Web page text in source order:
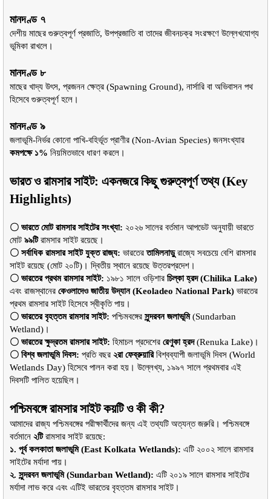
মানদণ্ড ৭
দেশীয় মাছের গুরুত্বপূর্ণ প্রজাতি, উপপ্রজাতি বা তাদের জীবনচক্র সংরক্ষণে উল্লেখযোগ্য
ভূমিকা রাখলে।
মানদণ্ড ৮
মাছের খাদ্য উৎস, প্রজনন ক্ষেত্র (Spawning Ground), নার্সারি বা অভিবাসন পথ
হিসেবে গুরুত্বপূর্ণ হলে।
মানদণ্ড ৯
কমপক্ষে ১% নিয়মিতভাবে ধারণ করলে।
ভারত ও রামসার সাইট: একনজরে কিছু গুরুত্বপূর্ণ তথ্য (Key
Highlights)
〇 ভারতে মোট রামসার সাইটের সংখ্যা: ২০২৬ সালের বর্তমান আপডেট অনুযায়ী ভারতে
মোট ৯৯টি রামসার সাইট রয়েছে।
〇 সর্বাধিক রামসার সাইট যুক্ত রাজ্য: ভারতের তামিলনাড়ু রাজ্যে সবচেয়ে বেশি রামসার
সাইট রয়েছে (মোট ২০টি)। দ্বিতীয় স্থানে রয়েছে উত্তরপ্রদেশ।
〇 ভারতের প্রথম রামসার সাইট: ১৯৮১ সালে ওড়িশার চিল্কা হ্রদ (Chilika Lake)
এবং রাজস্থানের কেওলাদেও জাতীয় উদ্যান (Keoladeo National Park) ভারতের
প্রথম রামসার সাইট হিসেবে স্বীকৃতি পায়।
〇 ভারতের বৃহত্তম রামসার সাইট: পশ্চিমবঙ্গের সুন্দরবন জলাভূমি (Sundarban
Wetland)।
〇 ভারতের ক্ষুদ্রতম রামসার সাইট: হিমাচল প্রদেশের রেণুকা হ্রদ (Renuka Lake)।
〇 বিশ্ব জলাভূমি দিবস: প্রতি বছর ২রা ফেব্রুয়ারি বিশ্বব্যাপী জলাভূমি দিবস (World
Wetlands Day) হিসেবে পালন করা হয়। উল্লেখ্য, ১৯৯৭ সালে প্রথমবার এই
দিবসটি পালিত হয়েছিল।
পশ্চিমবঙ্গে রামসার সাইট কয়টি ও কী কী?
আমাদের রাজ্য পশ্চিমবঙ্গের পরীক্ষার্থীদের জন্য এই তথ্যটি অত্যন্ত জরুরি। পশ্চিমবঙ্গে
বর্তমানে ২টি রামসার সাইট রয়েছে:
১. পূর্ব কলকাতা জলাভূমি (East Kolkata Wetlands): এটি ২০০২ সালে রামসার
সাইটের মর্যাদা পায়।
২. সুন্দরবন জলাভূমি (Sundarban Wetland): এটি ২০১৯ সালে রামসার সাইটের
মর্যাদা লাভ করে এবং এটিই ভারতের বৃহত্তম রামসার সাইট।